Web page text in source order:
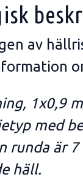
av
1x0,9
med
runda är
häll.